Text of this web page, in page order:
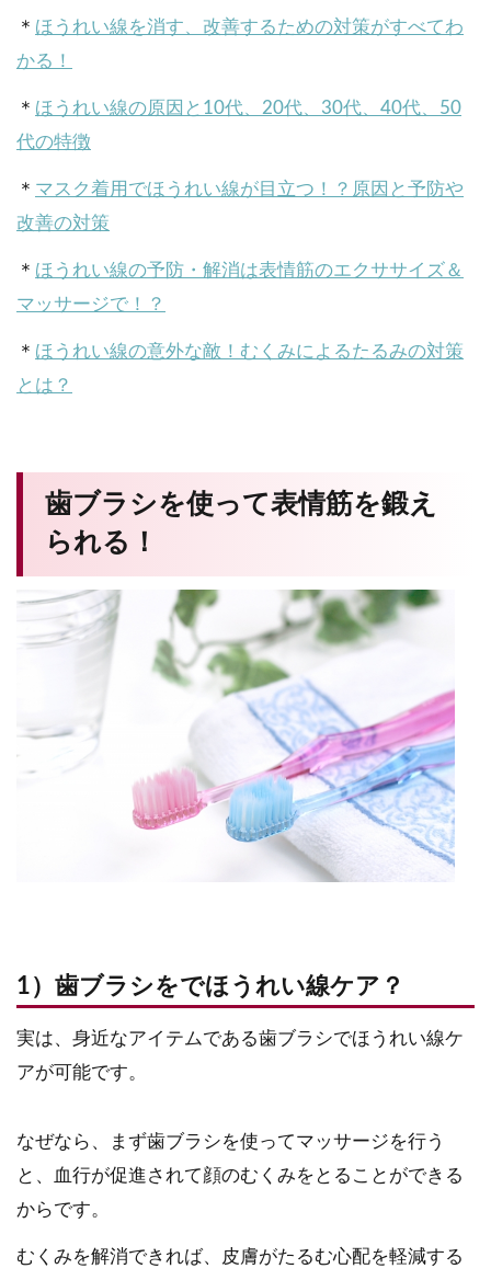
＊ ほうれい線を消す、改善するための対策がすべてわ
かる！
＊ ほうれい線の原因と10代、20代、30代、40代、50
代の特徴
＊ マスク着用でほうれい線が目立つ！？原因と予防や
改善の対策
＊ ほうれい線の予防・解消は表情筋のエクササイズ＆
マッサージで！？
＊ ほうれい線の意外な敵！むくみによるたるみの対策
とは？
歯ブラシを使って表情筋を鍛え
られる！
1）歯ブラシをでほうれい線ケア？
実は、身近なアイテムである歯ブラシでほうれい線ケ
アが可能です。
なぜなら、まず歯ブラシを使ってマッサージを行う
と、血行が促進されて顔のむくみをとることができる
からです。
むくみを解消できれば、皮膚がたるむ心配を軽減する